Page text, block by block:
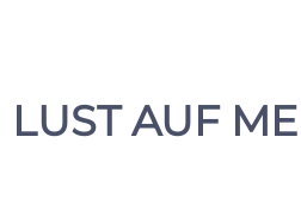
LUST AUF